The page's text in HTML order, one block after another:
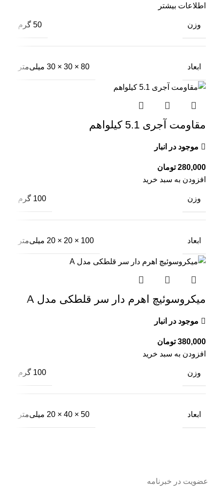
اطلاعات بیشتر
وزن 50 گرم
ابعاد 80 × 30 × 30 میلی‌متر
مقاومت آجری 5.1 کیلواهم
موجود در انبار
تومان
افزودن به سبد خرید
وزن 100 گرم
ابعاد 100 × 20 × 20 میلی‌متر
میکروسوئیچ اهرم دار سر قلطکی مدل A
موجود در انبار
تومان
افزودن به سبد خرید
وزن 100 گرم
ابعاد 50 × 40 × 20 میلی‌متر
عضویت در خبرنامه